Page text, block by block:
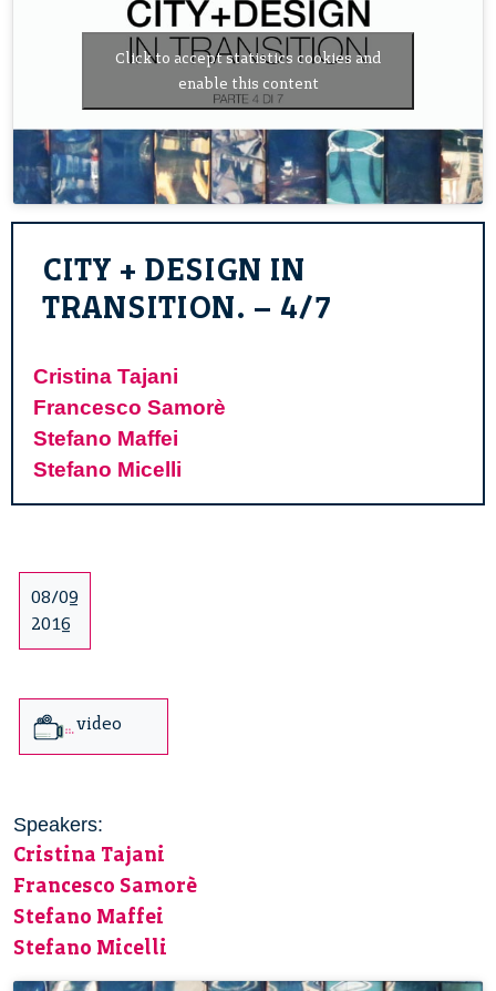
Click to accept statistics cookies and
enable this content
CITY + DESIGN IN
TRANSITION. – 4/7
Cristina Tajani
Francesco Samorè
Stefano Maffei
Stefano Micelli
08/09
2016
video
Speakers:
Cristina Tajani
Francesco Samorè
Stefano Maffei
Stefano Micelli